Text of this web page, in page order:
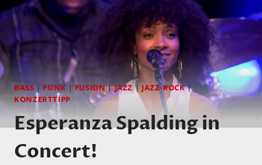
BASS|FUNK |FUSION|JAZZ|JAZZ-ROCK|
KONZERTTIPP
Esperanza Spalding in
Concert!